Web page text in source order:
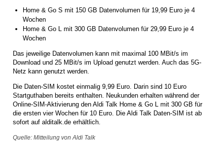
Home & Go S mit 150 GB Datenvolumen für 19,99 Euro je 4
Wochen
Home & Go L mit 300 GB Datenvolumen für 29,99 Euro je 4
Wochen
Das jeweilige Datenvolumen kann mit maximal 100 MBit/s im
Download und 25 MBit/s im Upload genutzt werden. Auch das 5G-
Netz kann genutzt werden.
Die Daten-SIM kostet einmalig 9,99 Euro. Darin sind 10 Euro
Startguthaben bereits enthalten. Neukunden erhalten während der
Online-SIM-Aktivierung den Aldi Talk Home & Go L mit 300 GB für
die ersten vier Wochen für 10 Euro. Die Aldi Talk Daten-SIM ist ab
sofort auf alditalk.de erhältlich.
Quelle: Mitteilung von Aldi Talk